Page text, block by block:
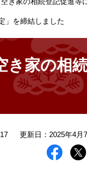
」を締結しました
家の相
更新日：2025年4月